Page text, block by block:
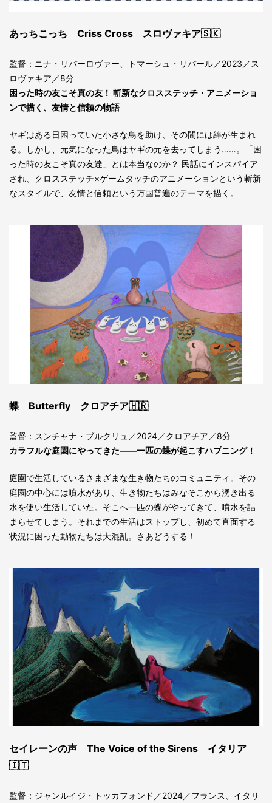
あっちこっち Criss Cross スロヴァキア🇸🇰
監督：ニナ・リバーロヴァー、トマーシュ・リバール／2023／ス
ロヴァキア／8分
困った時の友こそ真の友！ 斬新なクロスステッチ・アニメーショ
ンで描く、友情と信頼の物語
ヤギはある日困っていた小さな鳥を助け、その間には絆が生まれ
る。しかし、元気になった鳥はヤギの元を去ってしまう……。「困
った時の友こそ真の友達」とは本当なのか？ 民話にインスパイア
され、クロスステッチ×ゲームタッチのアニメーションという斬新
なスタイルで、友情と信頼という万国普遍のテーマを描く。
蝶 Butterfly クロアチア🇭🇷
監督：スンチャナ・ブルクリュ／2024／クロアチア／8分
カラフルな庭園にやってきた――一匹の蝶が起こすハプニング！
庭園で生活しているさまざまな生き物たちのコミュニティ。その
庭園の中心には噴水があり、生き物たちはみなそこから湧き出る
水を使い生活していた。そこへ一匹の蝶がやってきて、噴水を詰
まらせてしまう。それまでの生活はストップし、初めて直面する
状況に困った動物たちは大混乱。さあどうする！
セイレーンの声 The Voice of the Sirens イタリア
🇮🇹
監督：ジャンルイジ・トッカフォンド／2024／フランス、イタリ